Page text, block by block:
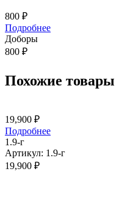
800 ₽
Подробнее
Доборы
800 ₽
Похожие товары
19,900 ₽
Подробнее
1.9-г
Артикул: 1.9-г
19,900 ₽